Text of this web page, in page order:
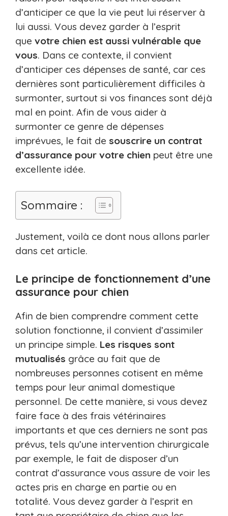
d’anticiper ce que la vie peut lui réserver à
lui aussi. Vous devez garder à l’esprit
que votre chien est aussi vulnérable que
vous. Dans ce contexte, il convient
d’anticiper ces dépenses de santé, car ces
dernières sont particulièrement difficiles à
surmonter, surtout si vos finances sont déjà
mal en point. Afin de vous aider à
surmonter ce genre de dépenses
imprévues, le fait de souscrire un contrat
d’assurance pour votre chien peut être une
excellente idée.
Sommaire :
Justement, voilà ce dont nous allons parler
dans cet article.
Le principe de fonctionnement d’une
assurance pour chien
Afin de bien comprendre comment cette
solution fonctionne, il convient d’assimiler
un principe simple. Les risques sont
mutualisés grâce au fait que de
nombreuses personnes cotisent en même
temps pour leur animal domestique
personnel. De cette manière, si vous devez
faire face à des frais vétérinaires
importants et que ces derniers ne sont pas
prévus, tels qu’une intervention chirurgicale
par exemple, le fait de disposer d’un
contrat d’assurance vous assure de voir les
actes pris en charge en partie ou en
totalité. Vous devez garder à l’esprit en